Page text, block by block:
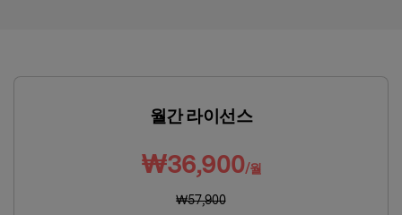
더 보기다운로드 센터
월간 라이선스
₩36,900/월
₩57,900